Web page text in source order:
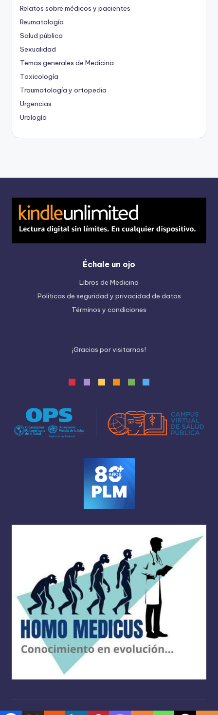
Relatos sobre médicos y pacientes
Reumatología
Salud pública
Sexualidad
Temas generales de Medicina
Toxicología
Traumatología y ortopedia
Urgencias
Urología
Échale un ojo
Libros de Medicina
Politicas de seguridad y privacidad de datos
Términos y condiciones
¡Gracias porvisitarnos!